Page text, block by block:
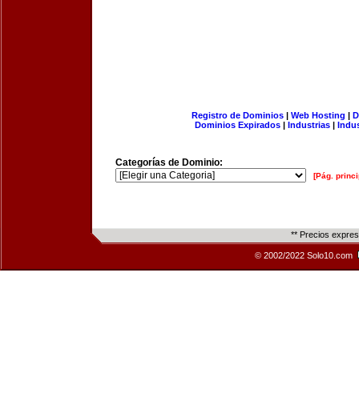
Registro de Dominios| Web Hosting |
Dominios Expirados | Industrias |
Categorías de Dominio:
[Pág.
** Precios
© 2002/2022 Solo10.com